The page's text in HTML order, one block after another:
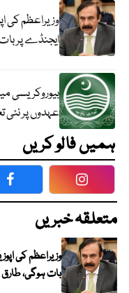
وزیراعظم کی
ایجنڈے پر
بیوروکریسی
عہدوں پر نئی
ہمیں فالو کریں
Facebook
متعلقہ خبریں
وزیراعظم کی
بات ہوگی،